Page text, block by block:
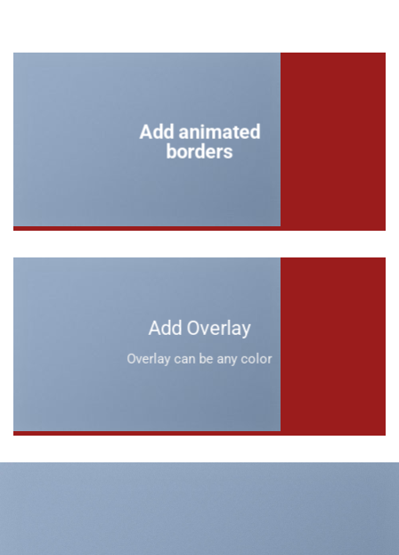
Add animated
borders
Add Overlay
Overlay can be any color